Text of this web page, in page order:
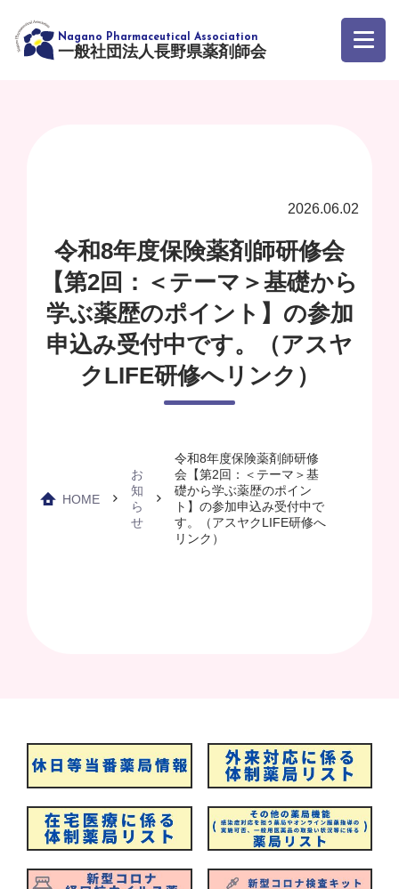
一般社団法人長野県薬剤師会
2026.06.02
令和8年度保険薬剤師研修会
【第2回：＜テーマ＞基礎から
学ぶ薬歴のポイント】の参加
申込み受付中です。（アスヤ
クLIFE研修へリンク）
HOME
お
知
ら
せ
令和8年度保険薬剤師研修
会【第2回：＜テーマ＞基
礎から学ぶ薬歴のポイン
ト】の参加申込み受付中で
す。（アスヤクLIFE研修へ
リンク）